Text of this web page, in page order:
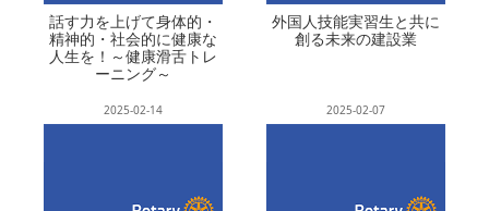
話す力を上げて身体的・
精神的・社会的に健康な
人生を！～健康滑舌トレ
ーニング～
外国人技能実習生と共に
創る未来の建設業
2025-02-14 2025-02-07